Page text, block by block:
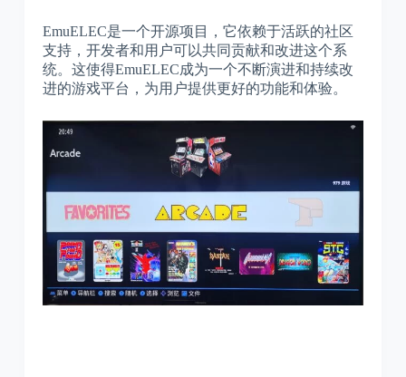
EmuELEC是一个开源项目，它依赖于活跃的社区
支持，开发者和用户可以共同贡献和改进这个系
统。这使得EmuELEC成为一个不断演进和持续改
进的游戏平台，为用户提供更好的功能和体验。